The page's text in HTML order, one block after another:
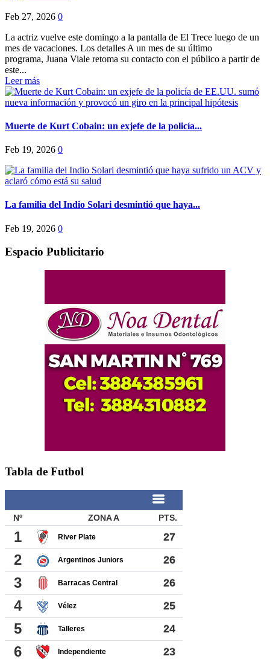
Feb 27, 2026 0
La actriz vuelve este domingo a la pantalla de El Trece luego de un
mes de vacaciones. Los detalles A un mes de su último
programa, Juana Viale retoma su contacto con el público a partir de
este...
Leer más
Muerte de Kurt Cobain: un exjefe de la policía...
Feb 19, 2026 0
La familia del Indio Solari desmintió que haya...
Feb 19, 2026 0
Espacio Publicitario
Tabla de Futbol